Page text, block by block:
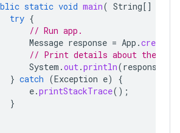
static void main( String[]
try {
// Run app.
Message response = App .
// Print details about the
System .out.println(response
} catch (Exception e)
{
e.printStackTrace();
}